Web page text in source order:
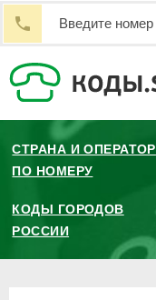
СТРАНА И ОПЕРАТОР
ПО НОМЕРУ
КОДЫ ГОРОДОВ
РОССИИ